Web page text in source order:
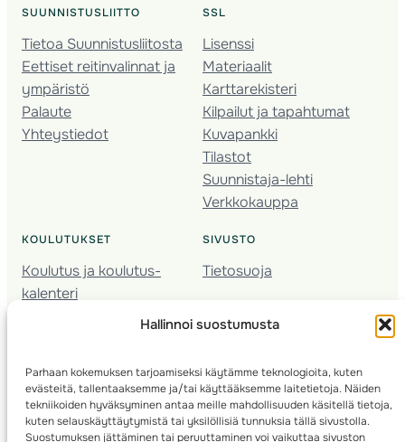
Hallinnoi suostumusta
Parhaan kokemuksen tarjoamiseksi käytämme teknologioita, kuten
evästeitä, tallentaaksemme ja/tai käyttääksemme laitetietoja. Näiden
tekniikoiden hyväksyminen antaa meille mahdollisuuden käsitellä tietoja,
kuten selauskäyttäytymistä tai yksilöllisiä tunnuksia tällä sivustolla.
Suostumuksen jättäminen tai peruuttaminen voi vaikuttaa sivuston
SUUNNISTUSLIITTO
Tietoa Suunnistusliitosta
Eettiset reitinvalinnat ja
ympäristö
Palaute
Yhteystiedot
SSL
Lisenssi
Materiaalit
Karttarekisteri
Kilpailut ja tapahtumat
Kuvapankki
Tilastot
Suunnistaja-lehti
Verkkokauppa
KOULUTUKSET
Koulutus ja koulutus­
kalenteri
Nuorison koulutukset
Kartoitus
Ratamestari
SIVUSTO
Tietosuoja